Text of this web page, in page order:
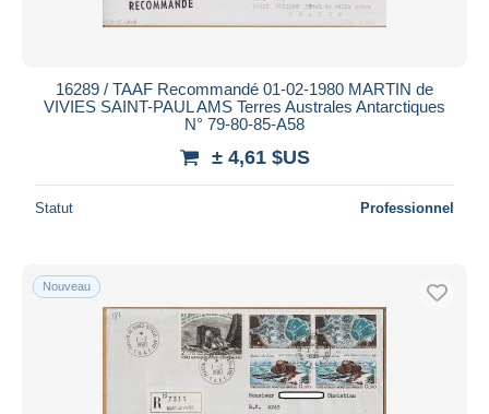
16289 / TAAF Recommandé 01-02-1980 MARTIN de
VIVIES SAINT-PAUL AMS Terres Australes Antarctiques
N° 79-80-85-A58
± 4,61 $US
Statut Professionnel
Nouveau